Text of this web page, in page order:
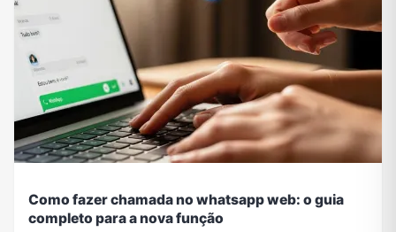
Como fazer chamada no whatsapp web: o guia
completo para a nova função